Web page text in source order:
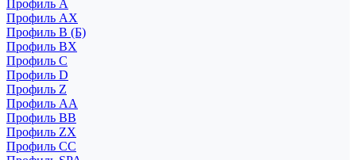
Профиль A
Профиль AX
Профиль B (Б)
Профиль BX
Профиль C
Профиль D
Профиль Z
Профиль АА
Профиль BB
Профиль ZX
Профиль CC